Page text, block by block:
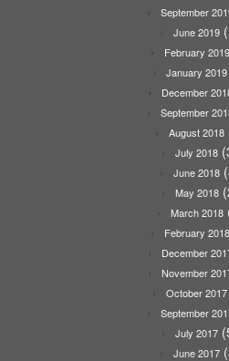
September
June 2019
February 2019
January 2019
December
September
August 2018
July 2018
June 2018
May 2018
March 2018
February 2018
December
November
October 2017
September
July 2017
June 2017